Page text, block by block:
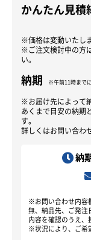
かんたん見積
※価格は変動いたし
※ご注文検討中の方
い。
納期 ※午前11時まで
※お届け先によって
あくまで目安の納期
す。
詳しくはお問い合わ
納
※お問い合わせ内容
無、納品先、ご発注
内容を確認のうえ、
※状況により、ご希